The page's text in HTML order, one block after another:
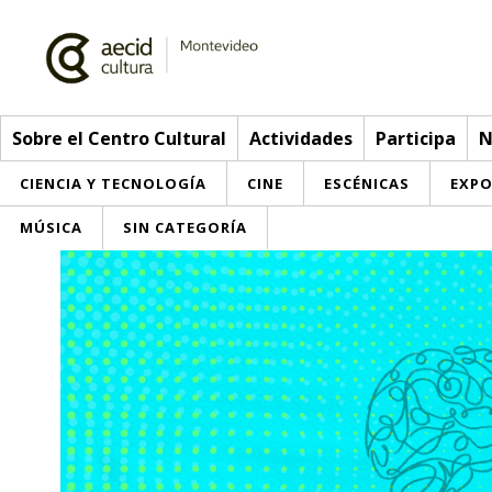
Sobre el Centro Cultural Actividades Participa
CIENCIA Y TECNOLOGÍA CINE ESCÉNICAS
MÚSICA SIN CATEGORÍA
Sobre el Centro Cultural
Red AECID
Equipo
Instalaciones
Visítanos
Actividades
> Ir a Actividades
Esta semana
Inscripciones
Participa
Envíanos tu propuesta
Buzón de sugerencias
Noticias
Convocatorias